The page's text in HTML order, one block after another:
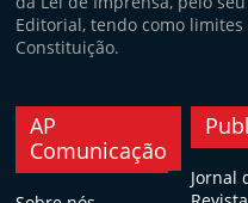
Editorial, tendo como
Constituição.
AP
Comunicação
Jornal